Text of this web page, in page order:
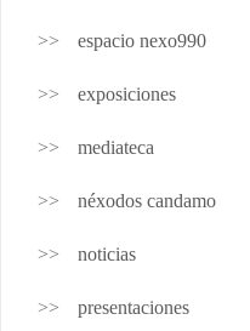
espacio nexo990
exposiciones
mediateca
néxodos candamo
noticias
presentaciones